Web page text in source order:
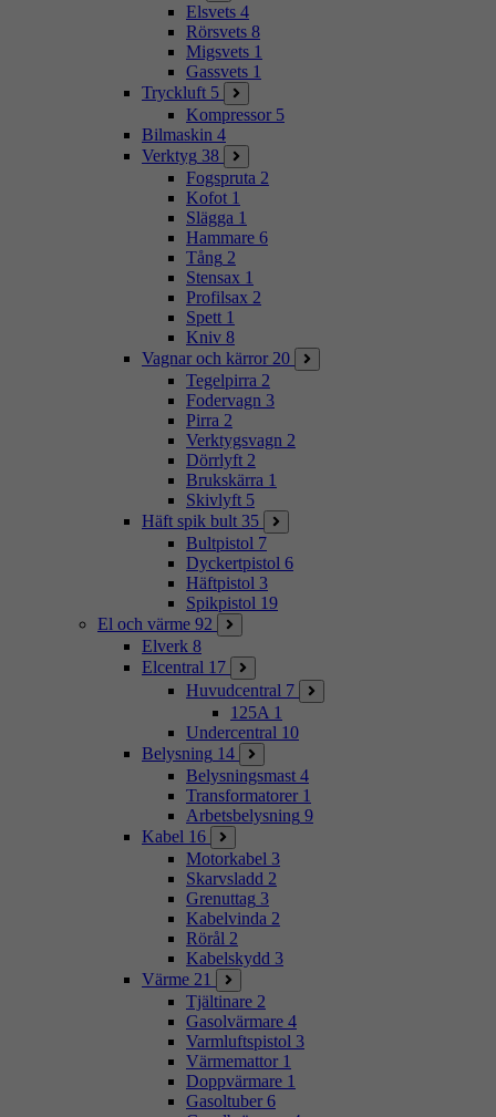
Elsvets 4
Rörsvets 8
Migsvets 1
Gassvets 1
Tryckluft 5
Kompressor 5
Bilmaskin 4
Verktyg 38
Fogspruta 2
Kofot 1
Slägga 1
Hammare 6
Tång 2
Stensax 1
Profilsax 2
Spett 1
Kniv 8
Vagnar och kärror 20
Tegelpirra 2
Fodervagn 3
Pirra 2
Verktygsvagn 2
Dörrlyft 2
Brukskärra 1
Skivlyft 5
Häft spik bult 35
Bultpistol 7
Dyckertpistol 6
Häftpistol 3
Spikpistol 19
El och värme 92
Elverk 8
Elcentral 17
Huvudcentral 7
125A 1
Undercentral 10
Belysning 14
Belysningsmast 4
Transformatorer 1
Arbetsbelysning 9
Kabel 16
Motorkabel 3
Skarvsladd 2
Grenuttag 3
Kabelvinda 2
Rörål 2
Kabelskydd 3
Värme 21
Tjältinare 2
Gasolvärmare 4
Varmluftspistol 3
Värmemattor 1
Doppvärmare 1
Gasoltuber 6